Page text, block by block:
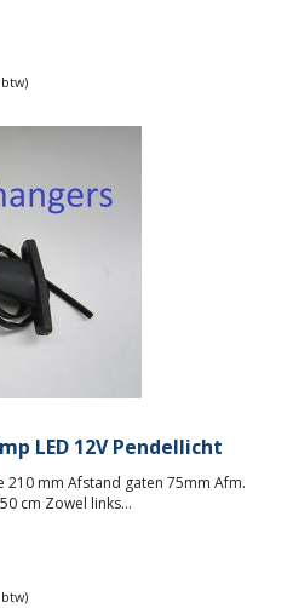
LED 12V Pendellicht
210 mm Afstand gaten 75mm Afm.
cm Zowel links…